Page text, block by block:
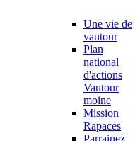
Une vie de
vautour
Plan
national
d'actions
Vautour
moine
Mission
Rapaces